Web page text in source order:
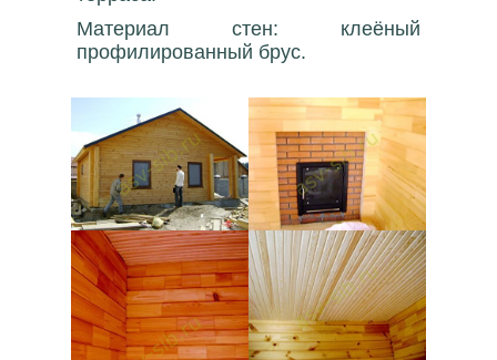
Материал стен: клеёный
профилированный брус.